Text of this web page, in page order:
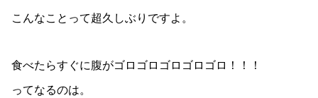
こんなことって超久しぶりですよ。
食べたらすぐに腹がゴロゴロゴロゴロゴロ！！！
ってなるのは。